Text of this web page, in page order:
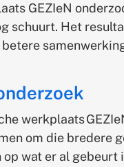
GEZIeN
schuurt. Het
werkplaats
om die bredere
wat er al gebeurt